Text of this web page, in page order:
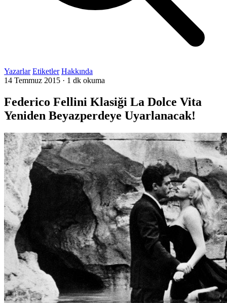
Yazarlar Etiketler Hakkında
14 Temmuz 2015 · 1 dk okuma
Federico Fellini Klasiği La Dolce Vita
Yeniden Beyazperdeye Uyarlanacak!